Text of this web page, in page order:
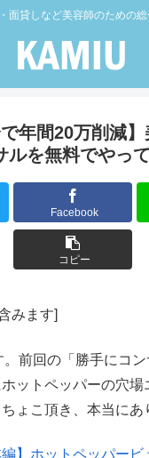
面貸しなど美容師のための
で年間20万削減
ルを無料でやっ
Facebook
コピー
みます]
前回の「勝手にコン
ットペッパーの穴場
ょこ頂き、本当にあ
編】ホットペッパー